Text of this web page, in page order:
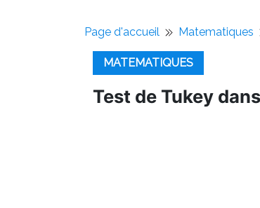
Page d'accueil Matematiques
MATEMATIQUES
Test de Tukey